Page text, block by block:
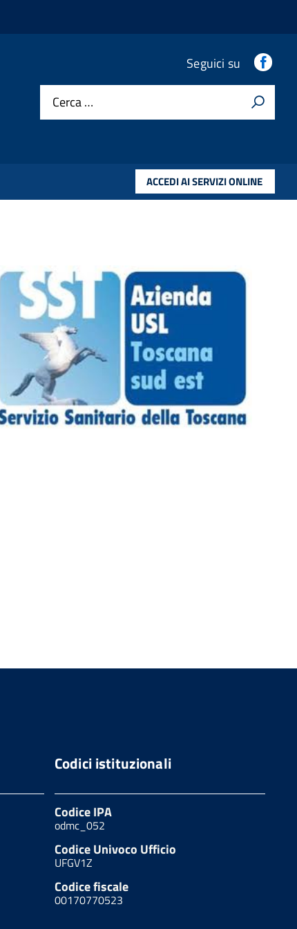
Seguici su
Cerca …
ACCEDI AI SERVIZI ONLINE
Codici istituzionali
Codice IPA
odmc_052
Codice Univoco Ufficio
UFGV1Z
Codice fiscale
00170770523